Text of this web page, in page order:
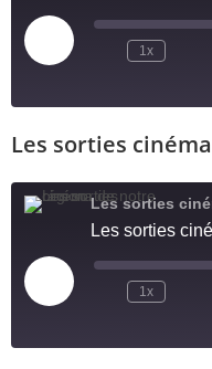
1x
SHARE
LINK
Les sorties
Les sorties
Les sorties
1x